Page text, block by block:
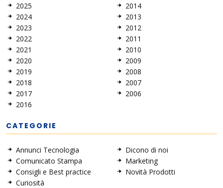
2025
2024
2023
2022
2021
2020
2019
2018
2017
2016
2014
2013
2012
2011
2010
2009
2008
2007
2006
CATEGORIE
Annunci Tecnologia
Comunicato Stampa
Consigli e Best practice
Curiosità
Dicono di noi
Marketing
Novità Prodotti